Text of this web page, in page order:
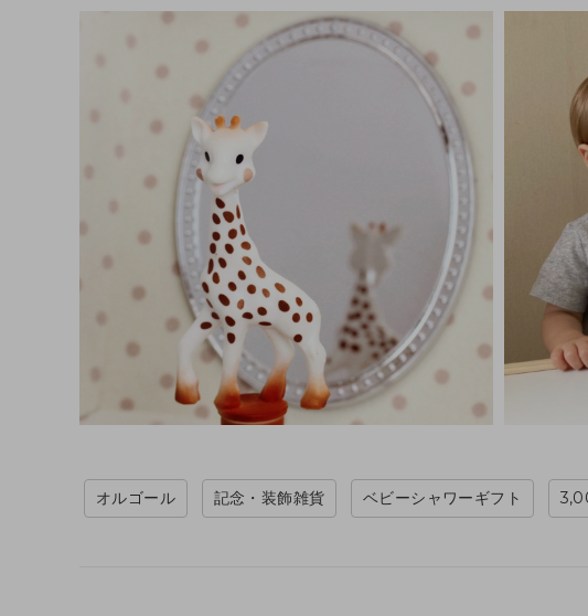
オルゴール 記念・装飾雑貨 ベビーシャワーギフト